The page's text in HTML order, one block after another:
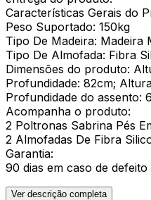
Características Gerais do
Peso Suportado: 150kg
Tipo De Madeira: Madeira
Tipo De Almofada: Fibra
Dimensões do produto:
Profundidade: 82cm;
Profundidade do assento:
Acompanha o produto:
2 Poltronas Sabrina Pés
2 Almofadas De Fibra
Garantia:
90 dias em caso de
Ver descrição completa